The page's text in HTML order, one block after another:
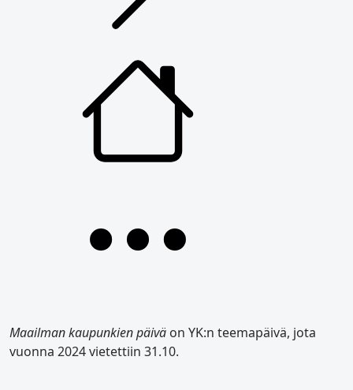
Maailman kaupunkien päivä on YK:n teemapäivä, jota
vuonna 2024 vietettiin 31.10.